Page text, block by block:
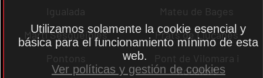
Igualada
Mateu de Bages
Martí Sesgueioles
Prats de Lluçanès
Pontons
Pont de Vilomara i
Rocafort
Utilizamos solamente la cookie esencial y
básica para el funcionamiento mínimo de esta
web.
Ver políticas y gestión de cookies